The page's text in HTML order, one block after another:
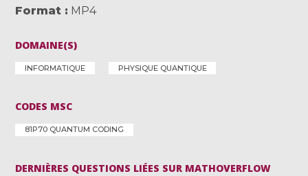
Format
MP4
DOMAINE(S)
INFORMATIQUE PHYSIQUE QUANTIQUE
CODES MSC
81P70 QUANTUM CODING
DERNIÈRES QUESTIONS LIÉES SUR MATHOVERFLOW